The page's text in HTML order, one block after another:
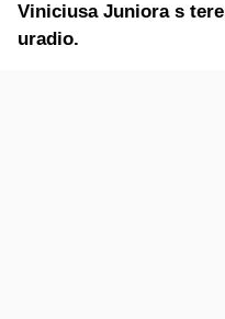
Viniciusa Juniora s
uradio.